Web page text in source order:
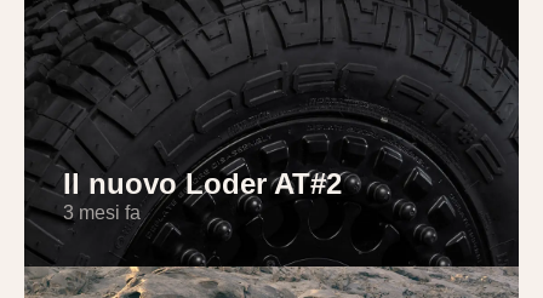
Il nuovo Loder AT#2
3 mesi fa